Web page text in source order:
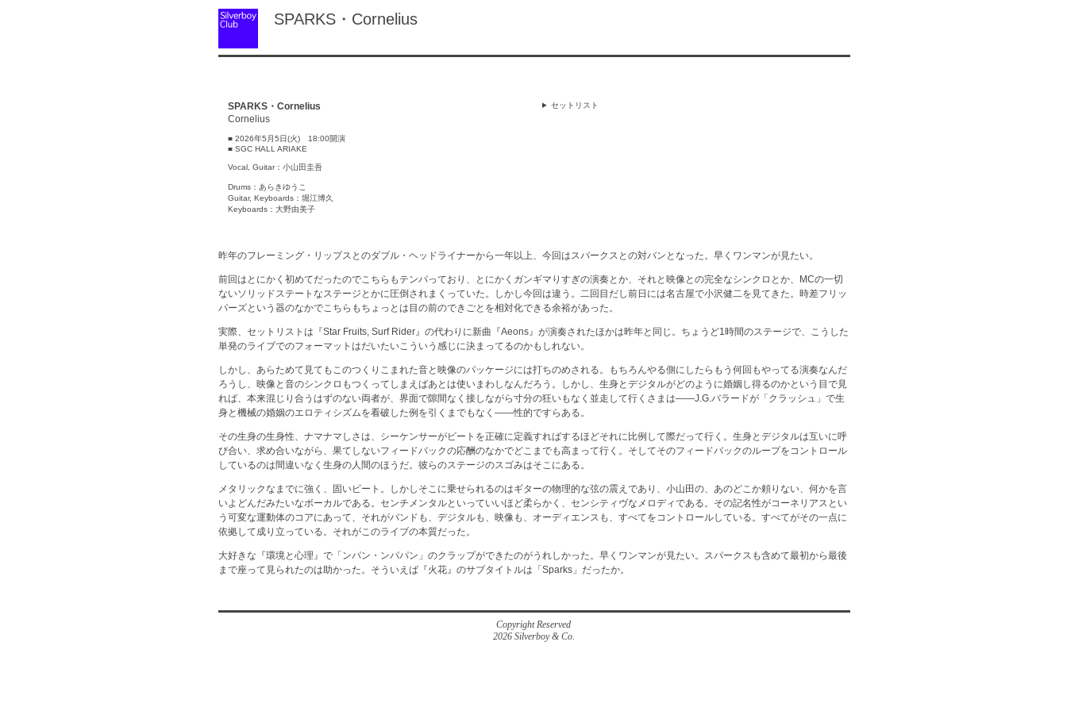
SPARKS・Cornelius
SPARKS・Cornelius
Cornelius
■ 2026年5月5日(火) 18:00開演
■ SGC HALL ARIAKE
Vocal, Guitar：小山田圭吾
Drums：あらきゆうこ
Guitar, Keyboards：堀江博久
Keyboards：大野由美子
セットリスト
昨年のフレーミング・リップスとのダブル・ヘッドライナーから一年以上、今回はスパークスとの対バンとなった。早くワンマンが見たい。
前回はとにかく初めてだったのでこちらもテンパっており、とにかくガンギマりすぎの演奏とか、それと映像との完全なシンクロとか、MCの一切
ないソリッドステートなステージとかに圧倒されまくっていた。しかし今回は違う。二回目だし前日には名古屋で小沢健二を見てきた。時差フリッ
パーズという器のなかでこちらもちょっとは目の前のできごとを相対化できる余裕があった。
実際、セットリストは『Star Fruits, Surf Rider』の代わりに新曲『Aeons』が演奏されたほかは昨年と同じ。ちょうど1時間のステージで、こうした
単発のライブでのフォーマットはだいたいこういう感じに決まってるのかもしれない。
しかし、あらためて見てもこのつくりこまれた音と映像のパッケージには打ちのめされる。もちろんやる側にしたらもう何回もやってる演奏なんだ
ろうし、映像と音のシンクロもつくってしまえばあとは使いまわしなんだろう。しかし、生身とデジタルがどのように婚姻し得るのかという目で見
れば、本来混じり合うはずのない両者が、界面で隙間なく接しながら寸分の狂いもなく並走して行くさまは――J.G.バラードが「クラッシュ」で生
身と機械の婚姻のエロティシズムを看破した例を引くまでもなく――性的ですらある。
その生身の生身性、ナマナマしさは、シーケンサーがビートを正確に定義すればするほどそれに比例して際だって行く。生身とデジタルは互いに呼
び合い、求め合いながら、果てしないフィードバックの応酬のなかでどこまでも高まって行く。そしてそのフィードバックのループをコントロール
しているのは間違いなく生身の人間のほうだ。彼らのステージのスゴみはそこにある。
メタリックなまでに強く、固いビート。しかしそこに乗せられるのはギターの物理的な弦の震えであり、小山田の、あのどこか頼りない、何かを言
いよどんだみたいなボーカルである。センチメンタルといっていいほど柔らかく、センシティヴなメロディである。その記名性がコーネリアスとい
う可変な運動体のコアにあって、それがバンドも、デジタルも、映像も、オーディエンスも、すべてをコントロールしている。すべてがその一点に
依拠して成り立っている。それがこのライブの本質だった。
大好きな『環境と心理』で「ンパン・ンパパン」のクラップができたのがうれしかった。早くワンマンが見たい。スパークスも含めて最初から最後
まで座って見られたのは助かった。そういえば『火花』のサブタイトルは「Sparks」だったか。
Copyright Reserved
2026 Silverboy & Co.